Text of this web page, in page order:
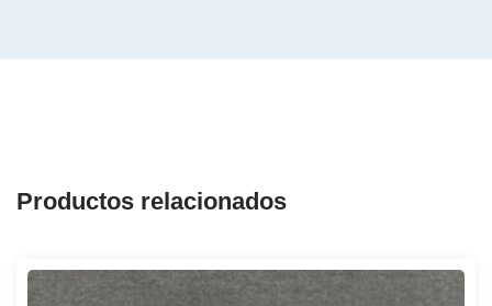
Productos relacionados